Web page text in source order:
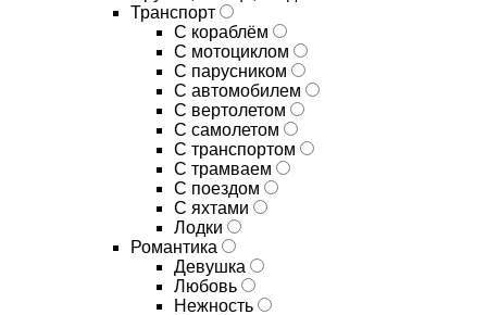
Транспорт
С кораблём
С мотоциклом
С парусником
С автомобилем
С вертолетом
С самолетом
С транспортом
С трамваем
С поездом
С яхтами
Лодки
Романтика
Девушка
Любовь
Нежность